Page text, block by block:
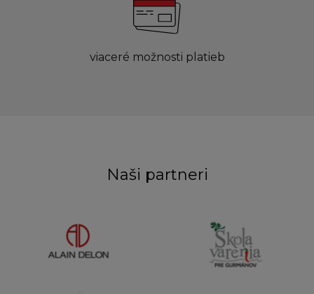
viaceré možnosti platieb
Naši partneri